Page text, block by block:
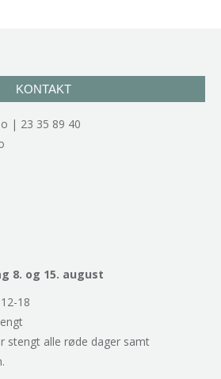
KONTAKT
| 23 35 89 40
8. og 15. august
18
stengt alle røde dager samt